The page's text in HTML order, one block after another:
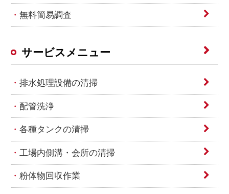
無料簡易調査
サービスメニュー
排水処理設備の清掃
配管洗浄
各種タンクの清掃
工場内側溝・会所の清掃
粉体物回収作業